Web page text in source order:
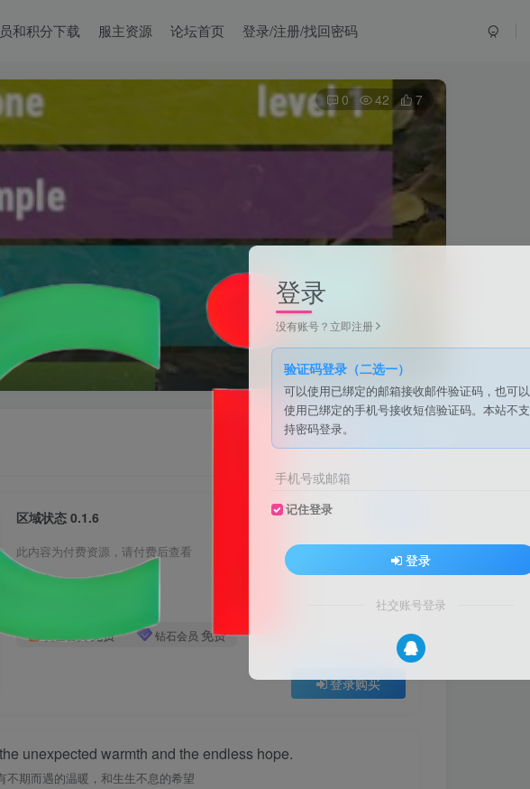
和积分下载 服主资源 论坛首页 登录/注册/找回密码
0 42 7
关注
区域状态 0.1.6
此内容为付费资源，请付费后查看
10
免费 钻石会员 免费
登录购买
unexpected warmth and the endless hope.
不期而遇的温暖，和生生不息的希望
登录
没有账号？立即注册
验证码登录（二选一）
可以使用已绑定的邮箱接收邮件验证码，也可以
使用已绑定的手机号接收短信验证码。本站不支
持密码登录。
手机号或邮箱
记住登录
登录
社交账号登录